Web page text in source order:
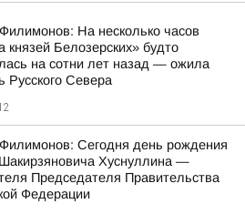
На несколько часов
князей Белозерских» будто
на сотни лет назад — ожила
Русского Севера
Филимонов: Сегодня день рождения
Хуснуллина —
Председателя Правительства
Федерации